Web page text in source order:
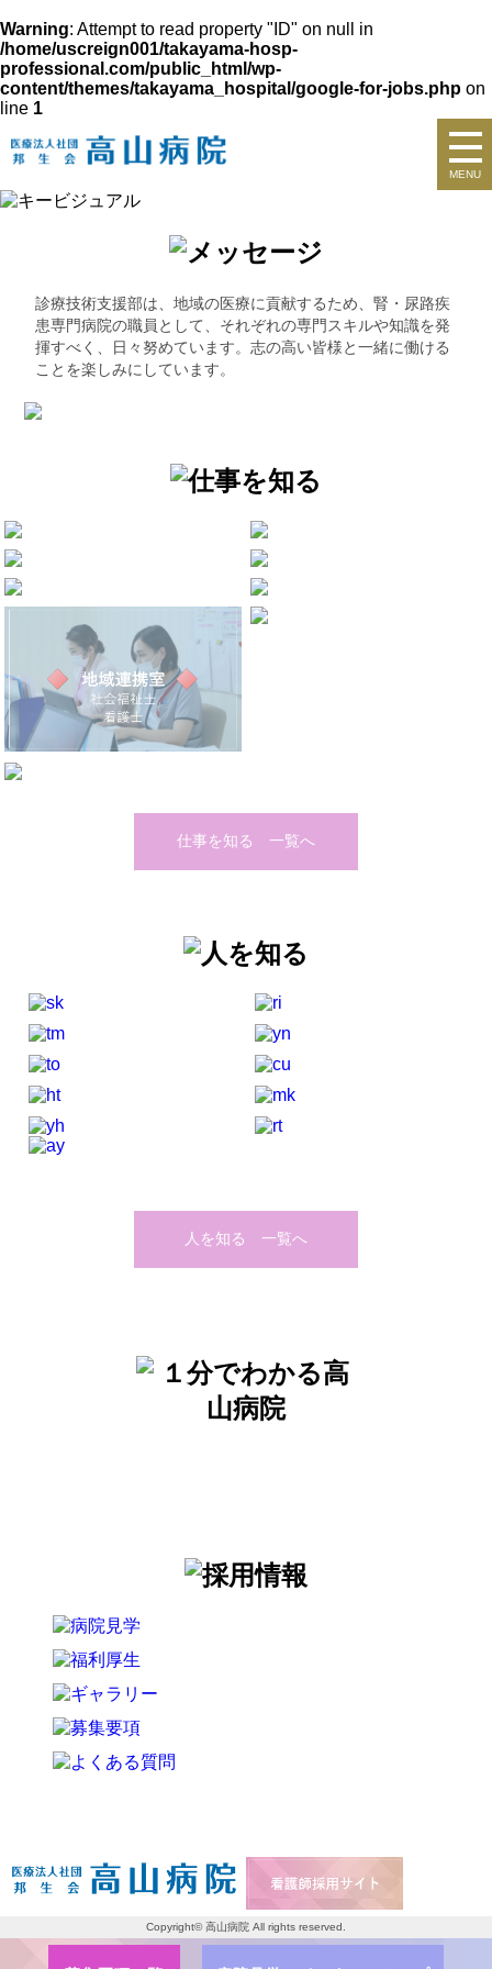
Warning: Attempt to read property "ID" on null in
/home/uscreign001/takayama-hosp-
professional.com/public_html/wp-
content/themes/takayama_hospital/google-for-jobs.php on
line 1
MENU
診療技術支援部は、地域の医療に貢献するため、腎・尿路疾
患専門病院の職員として、それぞれの専門スキルや知識を発
揮すべく、日々努めています。志の高い皆様と一緒に働ける
ことを楽しみにしています。
仕事を知る 一覧へ
人を知る 一覧へ
Copyright© 高山病院 All rights reserved.